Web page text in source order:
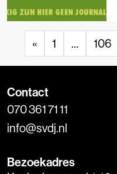
« 1 … 106
Contact
070 361 71 11
info@svdj.nl
Bezoekadres